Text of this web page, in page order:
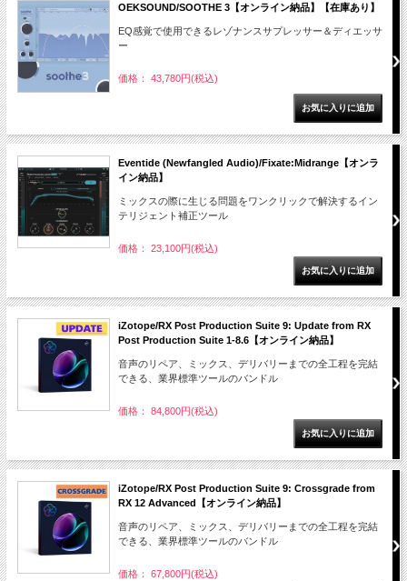
OEKSOUND/SOOTHE 3【オンライン納品】【在庫あり】
EQ感覚で使用できるレゾナンスサプレッサー＆ディエッサ
ー
価格： 43,780円(税込)
Eventide (Newfangled Audio)/Fixate:Midrange【オンラ
イン納品】
ミックスの際に生じる問題をワンクリックで解決するイン
テリジェント補正ツール
価格： 23,100円(税込)
iZotope/RX Post Production Suite 9: Update from RX
Post Production Suite 1-8.6【オンライン納品】
音声のリペア、ミックス、デリバリーまでの全工程を完結
できる、業界標準ツールのバンドル
価格： 84,800円(税込)
iZotope/RX Post Production Suite 9: Crossgrade from
RX 12 Advanced【オンライン納品】
音声のリペア、ミックス、デリバリーまでの全工程を完結
できる、業界標準ツールのバンドル
価格： 67,800円(税込)